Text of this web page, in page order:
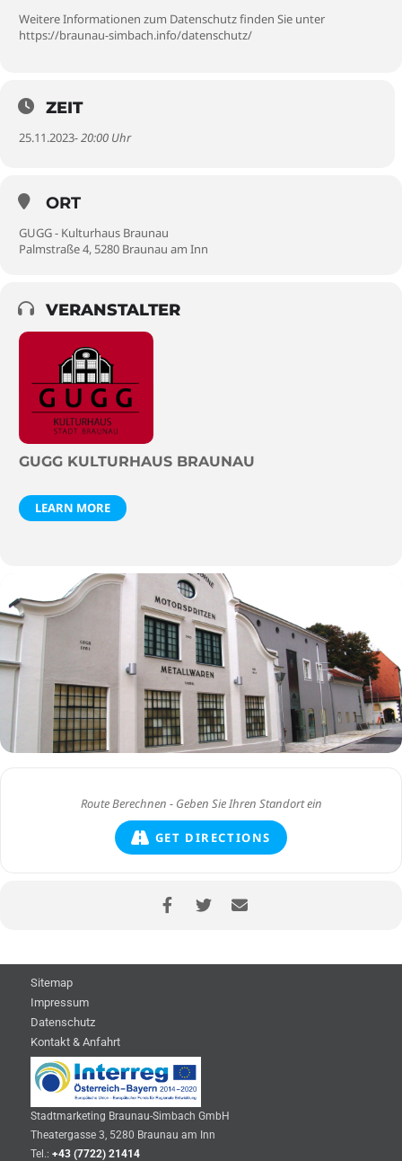
Weitere Informationen zum Datenschutz finden Sie unter
https://braunau-simbach.info/datenschutz/
ZEIT
25.11.2023- 20:00 Uhr
ORT
GUGG - Kulturhaus Braunau
Palmstraße 4, 5280 Braunau am Inn
VERANSTALTER
GUGG KULTURHAUS BRAUNAU
LEARN MORE
GET DIRECTIONS
Sitemap
Impressum
Datenschutz
Kontakt & Anfahrt
Stadtmarketing Braunau-Simbach GmbH
Theatergasse 3, 5280 Braunau am Inn
Tel.: +43 (7722) 21414